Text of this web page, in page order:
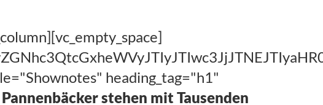
heading_tag="h1"
stehen mit Tausenden